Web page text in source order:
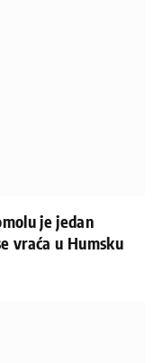
je jedan
vraća u Humsku